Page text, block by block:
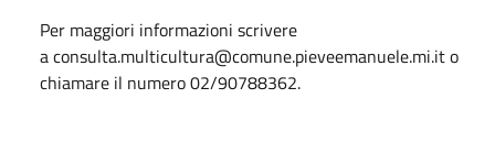
Per maggiori informazioni scrivere
a consulta.multicultura@comune.pieveemanuele.mi.it o
chiamare il numero 02/90788362.